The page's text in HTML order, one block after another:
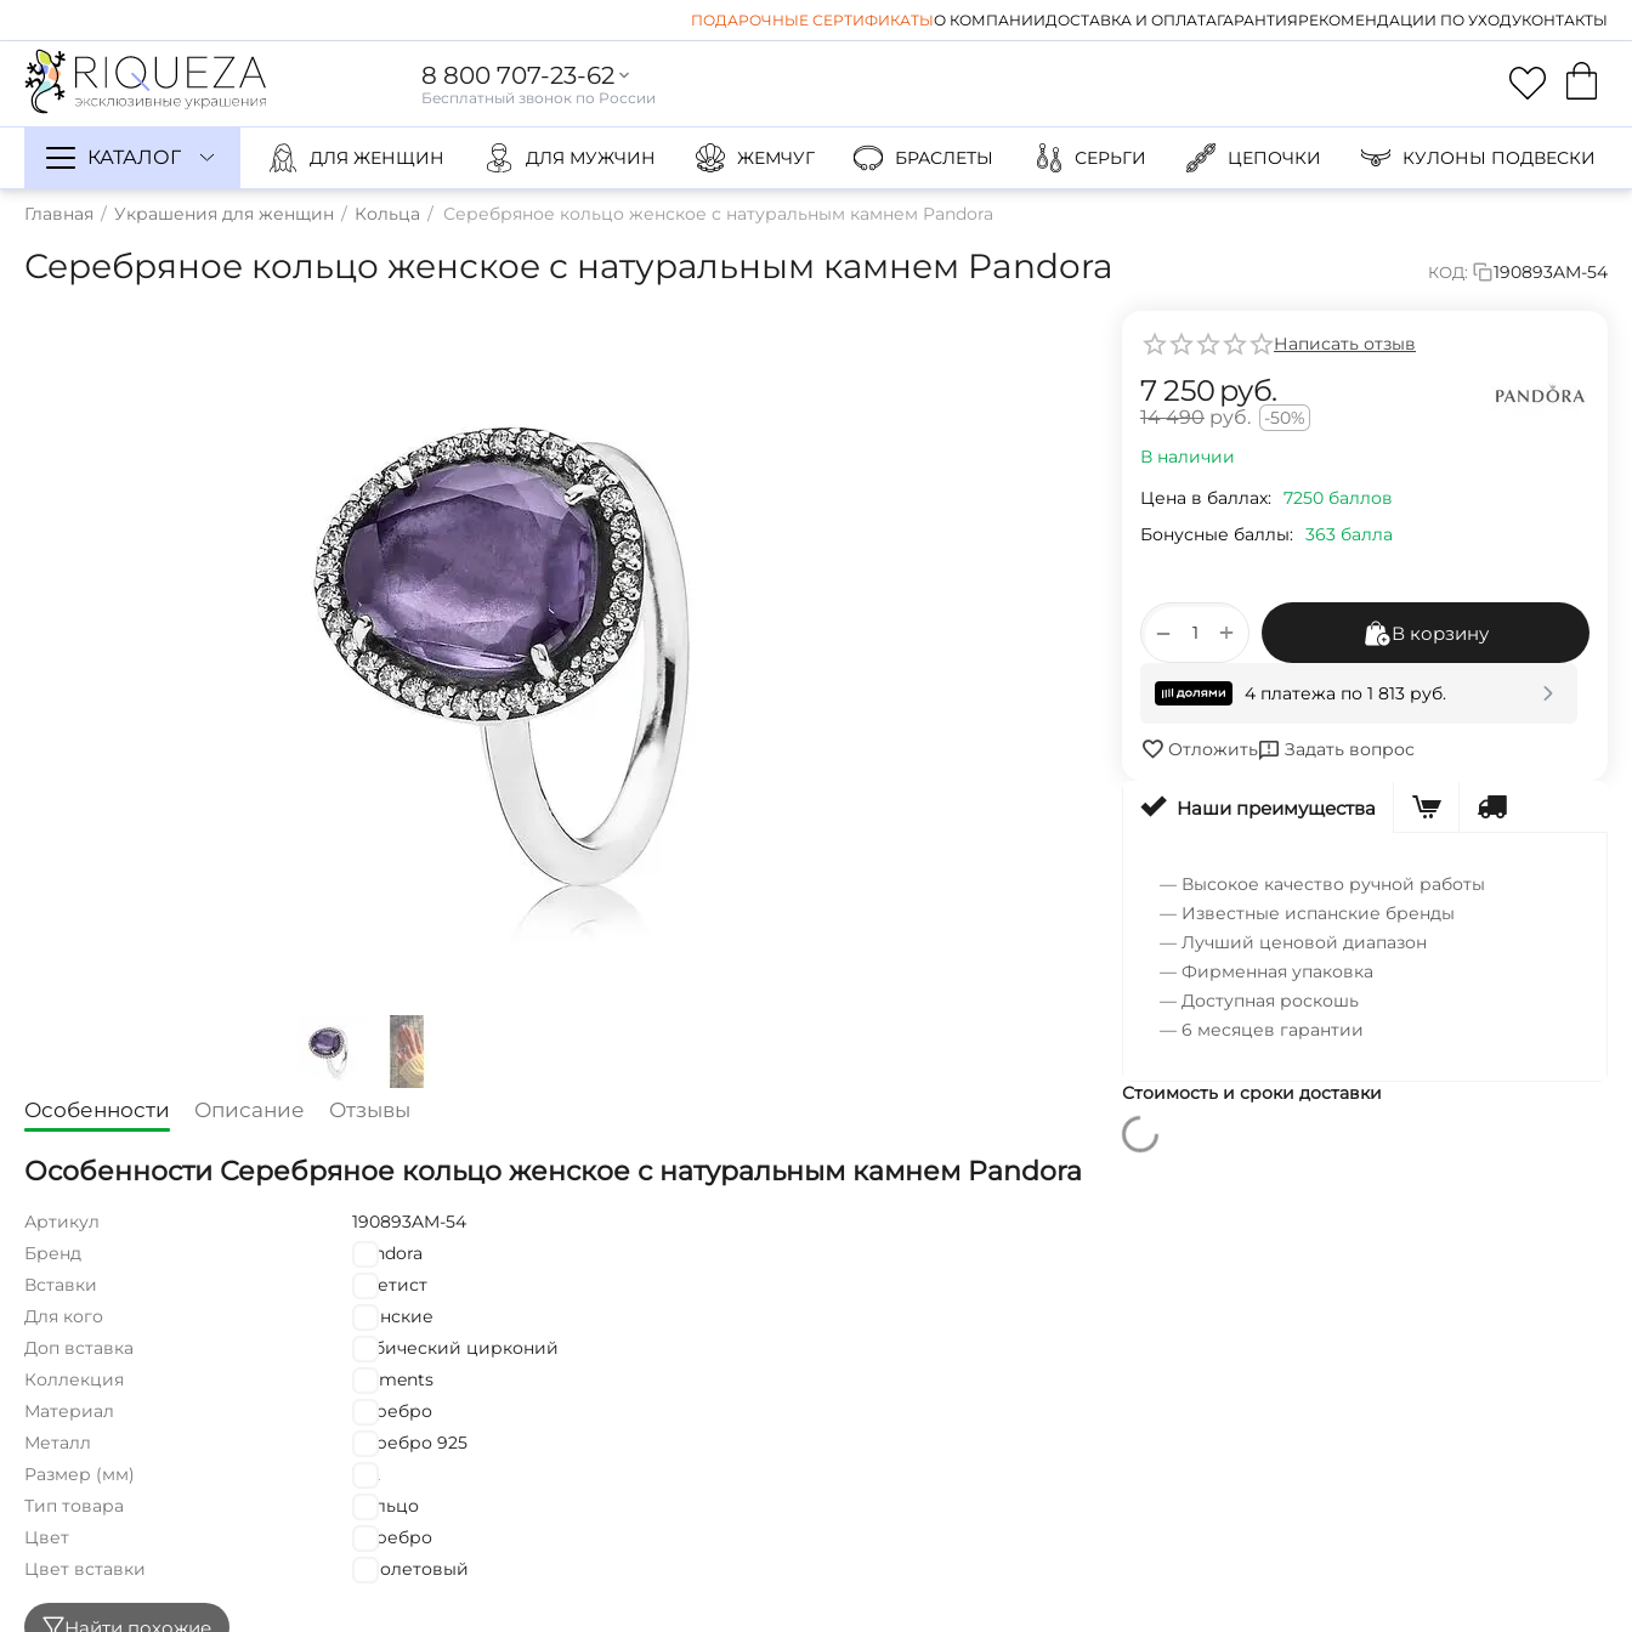
ПОДАРОЧНЫЕ СЕРТИФИКАТЫО КОМПАНИИДОСТАВКА И ОПЛАТАГАРАНТИЯРЕКОМЕНДАЦИИ ПО УХОДУКОНТАКТЫ
8 800 707-23-62
КАТАЛОГ ДЛЯ ЖЕНЩИН ДЛЯ МУЖЧИН ЖЕМЧУГ БРАСЛЕТЫ СЕРЬГИ ЦЕПОЧКИ КУЛОНЫ ПОДВЕСКИ
Главная / Украшения для женщин / Кольца / Серебряное кольцо женское с натуральным камнем Pandora
Серебряное кольцо женское с натуральным камнем Pandora КОД: 190893AM-54
Написать отзыв
7 250 руб.
14 490 руб.
-50%
В наличии
Цена в баллах: 7250 баллов
Бонусные баллы: 363 балла
+
− В корзину
4 платежа по 1 813 руб.
Отложить Задать вопрос
Наши преимущества
— Высокое качество ручной работы
— Известные испанские бренды
— Лучший ценовой диапазон
— Фирменная упаковка
— Доступная роскошь
— 6 месяцев гарантии
Стоимость и сроки доставки
Особенности Описание Отзывы
Особенности Серебряное кольцо женское с натуральным камнем Pandora
Артикул
190893AM-54
Бренд
Pandora
Вставки
Аметист
Для кого
Женские
Доп вставка
Кубический цирконий
Коллекция
Moments
Материал
Серебро
Металл
Серебро 925
Размер (мм)
17,2
Тип товара
Кольцо
Цвет
Серебро
Цвет вставки
Фиолетовый
Найти похожие